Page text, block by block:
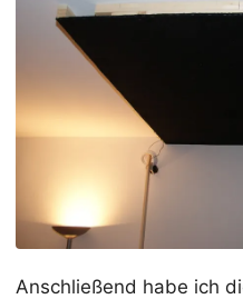
Anschließend habe ich